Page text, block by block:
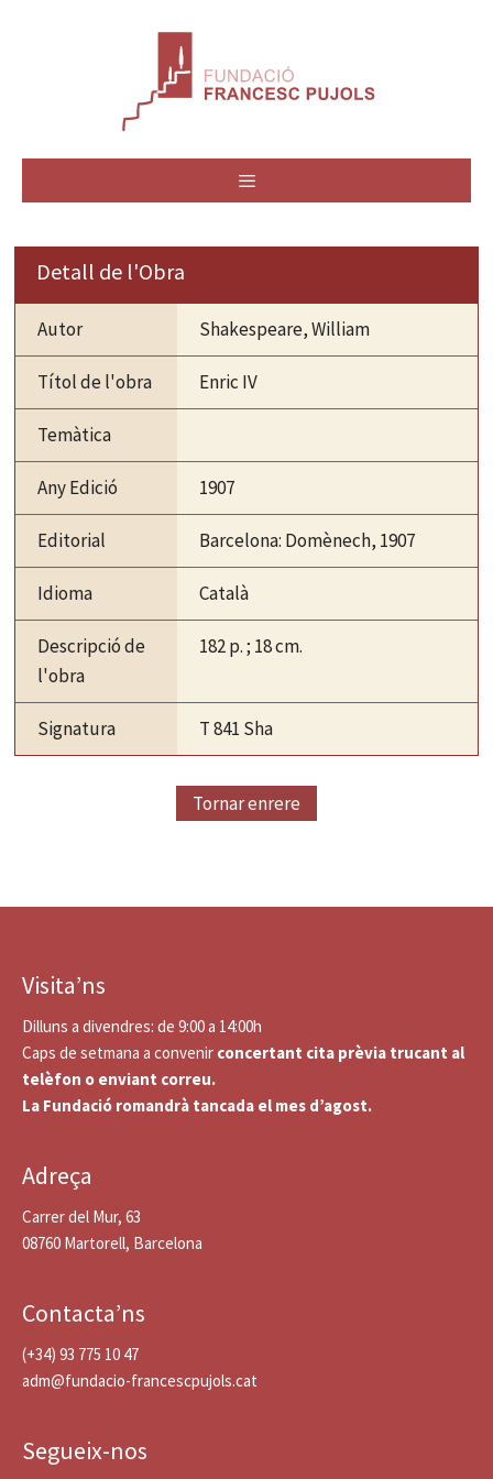
Detall de l'Obra
Autor Shakespeare, William
Títol de l'obra Enric IV
Temàtica
Any Edició 1907
Editorial Barcelona: Domènech, 1907
Idioma Català
Descripció de
l'obra
182 p. ; 18 cm.
Signatura T 841 Sha
Tornar enrere
Visita’ns
Dilluns a divendres: de 9:00 a 14:00h
Caps de setmana a convenir concertant cita prèvia trucant al
telèfon o enviant correu.
La Fundació romandrà tancada el mes d’agost.
Adreça
Carrer del Mur, 63
08760 Martorell, Barcelona
Contacta’ns
(+34) 93 775 10 47
adm@fundacio-francescpujols.cat
Segueix-nos